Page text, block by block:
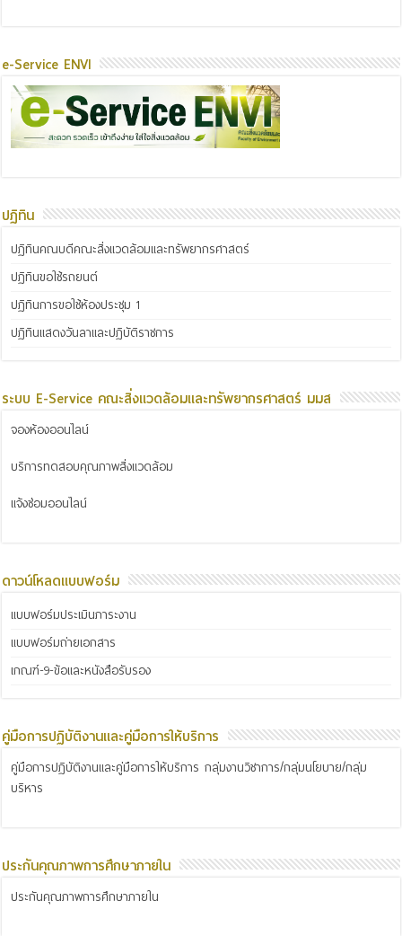
e-Service ENVI
ปฏิทิน
ปฏิทินคณบดีคณะสิ่งแวดล้อมและทรัพยากรศาสตร์
ปฏิทินขอใช้รถยนต์
ปฏิทินการขอใช้ห้องประชุม 1
ปฏิทินแสดงวันลาและปฏิบัติราชการ
ระบบ E-Service คณะสิ่งแวดล้อมและทรัพยากรศาสตร์ มมส
จองห้องออนไลน์
บริการทดสอบคุณภาพสิ่งแวดล้อม
แจ้งซ่อมออนไลน์
ดาวน์โหลดแบบฟอร์ม
แบบฟอร์มประเมินภาระงาน
แบบฟอร์มถ่ายเอกสาร
เกณฑ์-9-ข้อและหนังสือรับรอง
คู่มือการปฏิบัติงานและคู่มือการให้บริการ
คู่มือการปฏิบัติงานและคู่มือการให้บริการ กลุ่มงานวิชาการ/กลุ่มนโยบาย/กลุ่ม
บริหาร
ประกันคุณภาพการศึกษาภายใน
ประกันคุณภาพการศึกษาภายใน